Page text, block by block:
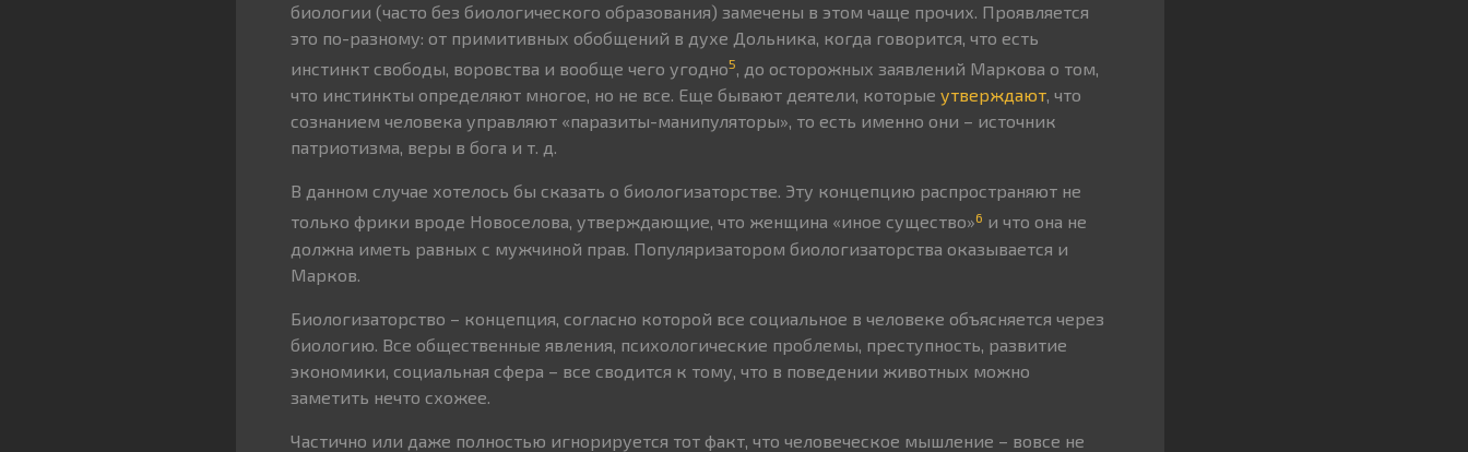
биологии (часто без биологического образования) замечены в этом чаще прочих. Проявляется
это по-разному: от примитивных обобщений в духе Дольника, когда говорится, что есть
инстинкт свободы, воровства и вообще чего угодно5, до осторожных заявлений Маркова о том,
что инстинкты определяют многое, но не все. Еще бывают деятели, которые утверждают, что
сознанием человека управляют «паразиты-манипуляторы», то есть именно они – источник
патриотизма, веры в бога и т. д.
В данном случае хотелось бы сказать о биологизаторстве. Эту концепцию распространяют не
только фрики вроде Новоселова, утверждающие, что женщина «иное существо»6 и что она не
должна иметь равных с мужчиной прав. Популяризатором биологизаторства оказывается и
Марков.
Биологизаторство – концепция, согласно которой все социальное в человеке объясняется через
биологию. Все общественные явления, психологические проблемы, преступность, развитие
экономики, социальная сфера – все сводится к тому, что в поведении животных можно
заметить нечто схожее.
Частично или даже полностью игнорируется тот факт, что человеческое мышление – вовсе не